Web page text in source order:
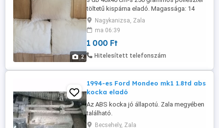
2
töltetű kispárna eladó. Magassága: 14
cm. Szegély alak: Overlock. Nagyon puha,
kényelmes az alvás rajta. Ár: 1000 Ft/db.
Átvehető Nagykanizsán, nem postázom
Nagykanizsa, Zala
ma 06:39
1 000 Ft
Hitelesített telefonszám
1994-es Ford Mondeo mk1 1.8td abs
kocka eladó
Az ABS kocka jó állapotú. Zala megyében
található.
Becsehely, Zala